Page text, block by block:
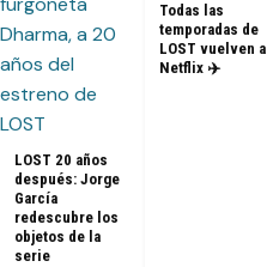
LOST 20 años
después: Jorge
García
redescubre los
objetos de la
serie
Todas las
temporadas de
LOST vuelven a
Netflix ✈️